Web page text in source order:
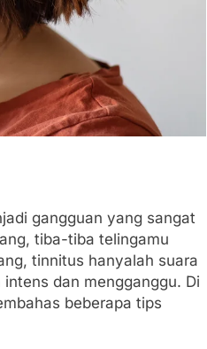
gangguan yang sangat
tiba-tiba telingamu
tinnitus hanyalah suara
dan mengganggu. Di
beberapa tips